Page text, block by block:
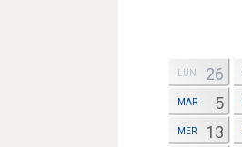
LUN 26
MAR 5
MER 13